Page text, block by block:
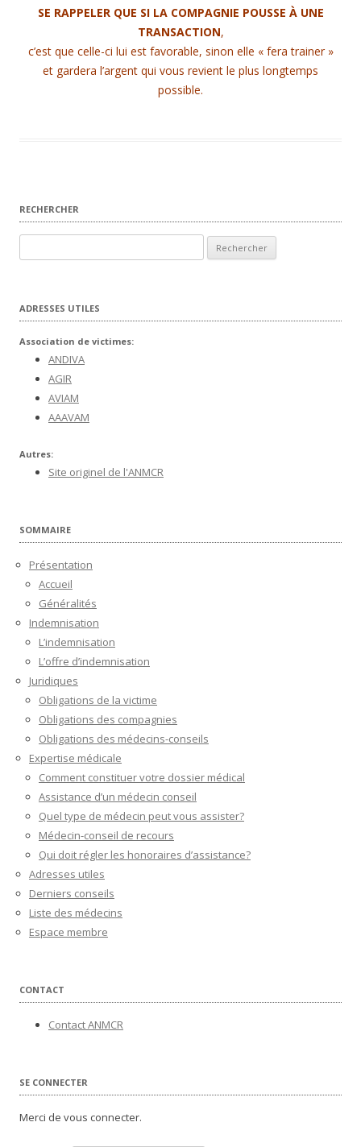
SE RAPPELER QUE SI LA COMPAGNIE POUSSE À UNE
TRANSACTION,
c’est que celle-ci lui est favorable, sinon elle « fera trainer »
et gardera l’argent qui vous revient le plus longtemps
possible.
RECHERCHER
ADRESSES UTILES
Association de victimes:
ANDIVA
AGIR
AVIAM
AAAVAM
Autres:
Site originel de l'ANMCR
SOMMAIRE
Présentation
Accueil
Généralités
Indemnisation
L’indemnisation
L’offre d’indemnisation
Juridiques
Obligations de la victime
Obligations des compagnies
Obligations des médecins-conseils
Expertise médicale
Comment constituer votre dossier médical
Assistance d’un médecin conseil
Quel type de médecin peut vous assister?
Médecin-conseil de recours
Qui doit régler les honoraires d’assistance?
Adresses utiles
Derniers conseils
Liste des médecins
Espace membre
CONTACT
Contact ANMCR
SE CONNECTER
Merci de vous connecter.